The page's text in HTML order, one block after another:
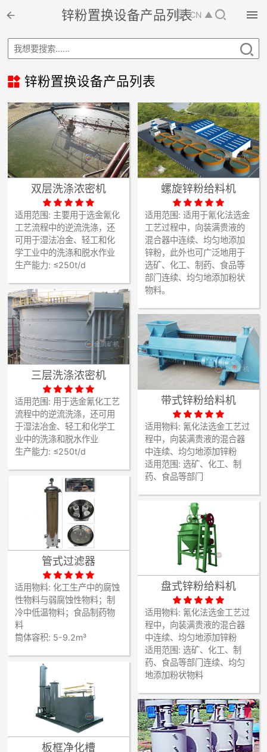
 锌粉置换设备产品列表
CN ▲ 

 锌粉置换设备产品列表
双层洗涤浓密机
    
适用范围: 主要用于选金氰化
工艺流程中的逆流洗涤，还
可用于湿法冶金、轻工和化
学工业中的洗涤和脱水作业
生产能力: ≤250t/d
三层洗涤浓密机
    
适用范围: 用于选金氰化工艺
流程中的逆流洗涤，还可用
于湿法冶金、轻工和化学工
业中的洗涤和脱水作业
生产能力: ≤250t/d
管式过滤器
    
适用物料:化工生产中的腐蚀
性物料与弱腐蚀性物料；制
冷中低温物料；食品制药物
料
筒体容积: 5-9.2m³
板框净化槽
螺旋锌粉给料机
    
适用范围: 适用于氰化法选金
工艺过程中，向装满贵液的
混合器中连续、均匀地添加
锌粉，此外也可广泛地用于
选矿、化工、制药、食品等
部门连续、均匀地添加粉状
物料。
带式锌粉给料机
    
适用物料: 氰化法选金工艺过
程中，向装满贵液的混合器
中连续、均匀地添加锌粉
适用范围: 选矿、化工、制
药、食品等部门
盘式锌粉给料机
    
适用物料: 氰化法选金工艺过
程中，向装满贵液的混合器
中连续、均匀地添加锌粉
适用范围: 选矿、化工、制
药、食品等部门连续、均匀
地添加粉状物料
 首页
 选矿设备
 解决方案
 选矿总包
 案例中心
 服务体系
 新闻中心
 矿山设计院
 关于金鹏
发展历程
企业文化
专家团队
 联系我们